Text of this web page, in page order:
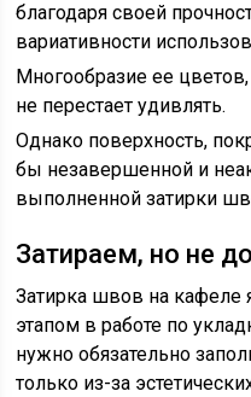
благодаря своей
вариативности
Многообразие ее
не перестает удивлять.
Однако поверхность,
бы незавершенной и
выполненной затирки
Затираем, но не
Затирка швов на кафеле
этапом в работе по
нужно обязательно
только из-за